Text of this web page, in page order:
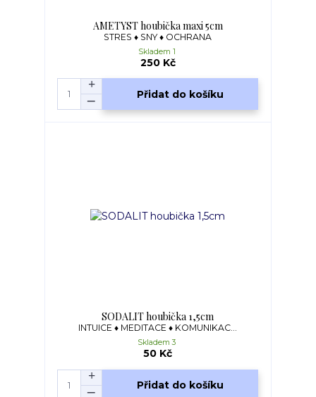
AMETYST houbička maxi 5cm
STRES ♦ SNY ♦ OCHRANA
250 Kč
Skladem 1
Přidat do košíku
SODALIT houbička 1,5cm
INTUICE ♦ MEDITACE ♦ KOMUNIKAC...
50 Kč
Skladem 3
Přidat do košíku